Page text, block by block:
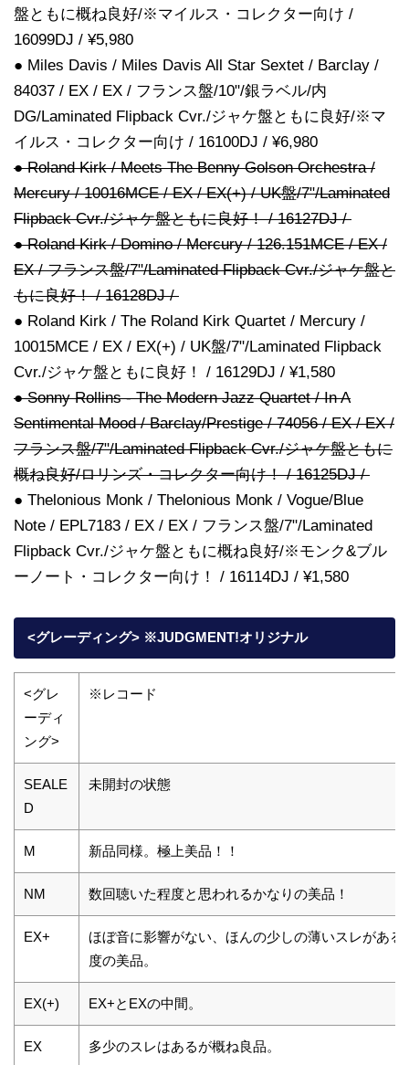
盤ともに概ね良好/※マイルス・コレクター向け /
16099DJ / ¥5,980
● Miles Davis / Miles Davis All Star Sextet / Barclay /
84037 / EX / EX / フランス盤/10"/銀ラベル/内
DG/Laminated Flipback Cvr./ジャケ盤ともに良好/※マ
イルス・コレクター向け / 16100DJ / ¥6,980
● Roland Kirk / Meets The Benny Golson Orchestra /
Mercury / 10016MCE / EX / EX(+) / UK盤/7"/Laminated
Flipback Cvr./ジャケ盤ともに良好！ / 16127DJ /
● Roland Kirk / Domino / Mercury / 126.151MCE / EX /
EX / フランス盤/7"/Laminated Flipback Cvr./ジャケ盤と
もに良好！ / 16128DJ /
● Roland Kirk / The Roland Kirk Quartet / Mercury /
10015MCE / EX / EX(+) / UK盤/7"/Laminated Flipback
Cvr./ジャケ盤ともに良好！ / 16129DJ / ¥1,580
● Sonny Rollins - The Modern Jazz Quartet / In A
Sentimental Mood / Barclay/Prestige / 74056 / EX / EX /
フランス盤/7"/Laminated Flipback Cvr./ジャケ盤ともに
概ね良好/ロリンズ・コレクター向け！ / 16125DJ /
● Thelonious Monk / Thelonious Monk / Vogue/Blue
Note / EPL7183 / EX / EX / フランス盤/7"/Laminated
Flipback Cvr./ジャケ盤ともに概ね良好/※モンク&ブル
ーノート・コレクター向け！ / 16114DJ / ¥1,580
<グレーディング> ※JUDGMENT!オリジナル
<グレ
ーディ
ング>
※レコード
SEALE
D
未開封の状態
M 新品同様。極上美品！！
NM 数回聴いた程度と思われるかなりの美品！
EX+
ほぼ音に影響がない、ほんの少しの薄いスレがある
度の美品。
EX(+) EX+とEXの中間。
EX 多少のスレはあるが概ね良品。